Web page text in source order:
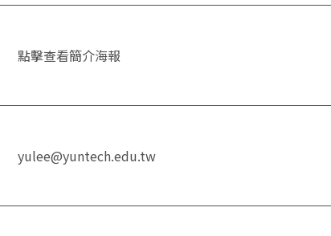
點擊查看簡介海報
yulee@yuntech.edu.tw